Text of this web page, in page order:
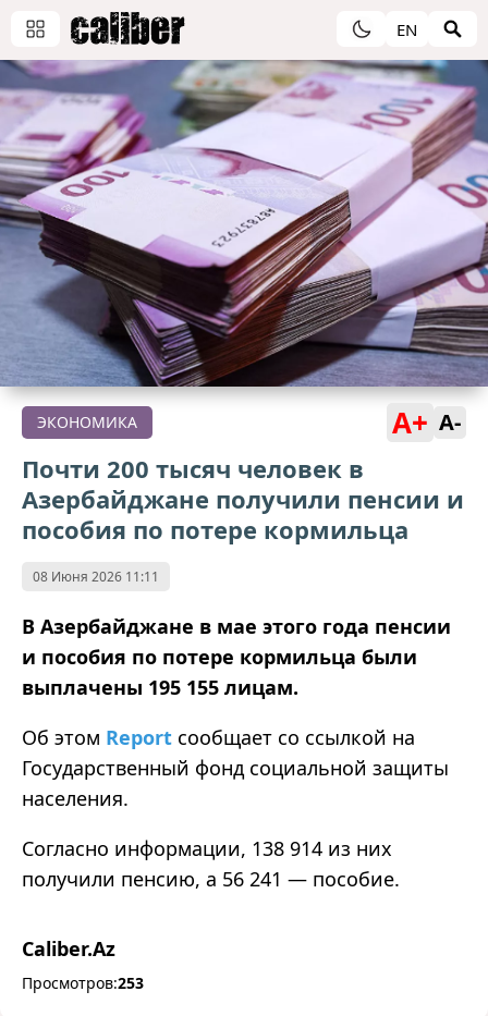
EN
ЭКОНОМИКА A+ A-
Почти 200 тысяч человек в
Азербайджане получили пенсии и
пособия по потере кормильца
08 Июня 2026 11:11
В Азербайджане в мае этого года пенсии
и пособия по потере кормильца были
выплачены 195 155 лицам.
Об этом Report сообщает со ссылкой на
Государственный фонд социальной защиты
населения.
Согласно информации, 138 914 из них
получили пенсию, а 56 241 — пособие.
Caliber.Az
Просмотров:253